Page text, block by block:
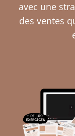
avec une
des ventes